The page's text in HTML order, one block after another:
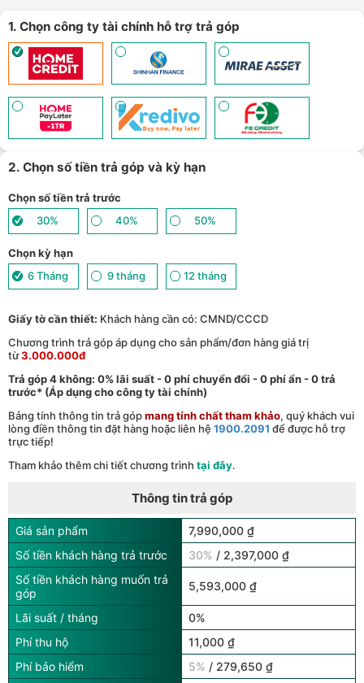
1. Chọn công ty tài chính hỗ trợ trả góp
2. Chọn số tiền trả góp và kỳ hạn
Chọn số tiền trả trước
30%
40% 50%
Chọn kỳ hạn
6 Tháng
9 tháng 12 tháng
Giấy tờ cần thiết: Khách hàng cần có: CMND/CCCD
Chương trình trả góp áp dụng cho sản phẩm/đơn hàng giá trị
từ3.000.000đ
Trả góp 4 không: 0% lãi suất - 0 phí chuyển đổi - 0 phí ẩn - 0 trả
trước* (Áp dụng cho công ty tài chính)
Bảng tính thông tin trả gópmang tính chất tham khảo, quý khách vui
lòng điền thông tin đặt hàng hoặc liên hệ 1900.2091 để được hỗ trợ
trực tiếp!
Tham khảo thêm chi tiết chương trình tại đây.
Thông tin trả góp
Giá sản phẩm
7,990,000 ₫
Số tiền khách hàng trả trước
30% / 2,397,000 ₫
Số tiền khách hàng muốn trả
góp
5,593,000 ₫
Lãi suất / tháng
0%
Phí thu hộ
11,000 ₫
Phí bảo hiểm
5% / 279,650 ₫